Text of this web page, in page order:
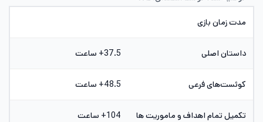
مدت زمان بازی
داستان اصلی 37.5+ ساعت
کوئست‌های فرعی 48.5+ ساعت
تکمیل تمام اهداف و ماموریت ها 104+ ساعت